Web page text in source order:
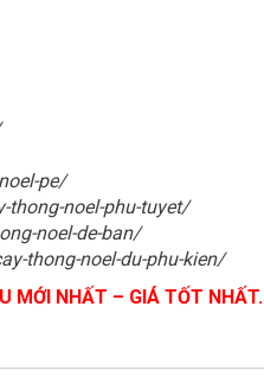
pe/
noel-phu-tuyet/
noel-de-ban/
thong-noel-du-phu-kien/
MỚI NHẤT – GIÁ TỐT NHẤT.